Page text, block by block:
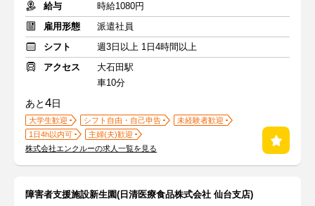
給与
時給1080円
雇用形態
派遣社員
シフト
週3日以上 1日4時間以上
アクセス
大石田駅
車10分
あと4日
大学生歓迎 シフト自由・自己申告
未経験者歓迎
1日4h以内可
主婦(夫)歓迎
株式会社エンクルーの求人一覧を見る
障害者支援施設新生園(日清医療食品株式会社 仙台支店)